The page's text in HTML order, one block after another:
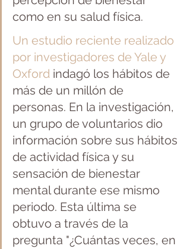
como en su salud física.
Un estudio reciente realizado
por investigadores de Yale y
Oxford indagó los hábitos de
más de un millón de
personas. En la investigación,
un grupo de voluntarios dio
información sobre sus hábitos
de actividad física y su
sensación de bienestar
mental durante ese mismo
periodo. Esta última se
obtuvo a través de la
pregunta "¿Cuántas veces, en